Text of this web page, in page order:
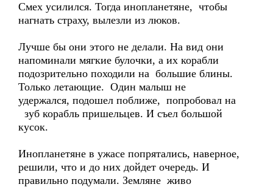
Смех усилился. Тогда инопланетяне, чтобы
нагнать страху, вылезли из люков.
Лучше бы они этого не делали. На вид они
напоминали мягкие булочки, а их корабли
подозрительно походили на большие блины.
Только летающие. Один малыш не
удержался, подошел поближе, попробовал на
зуб корабль пришельцев. И съел большой
кусок.
Инопланетяне в ужасе попрятались, наверное,
решили, что и до них дойдет очередь. И
правильно подумали. Земляне живо